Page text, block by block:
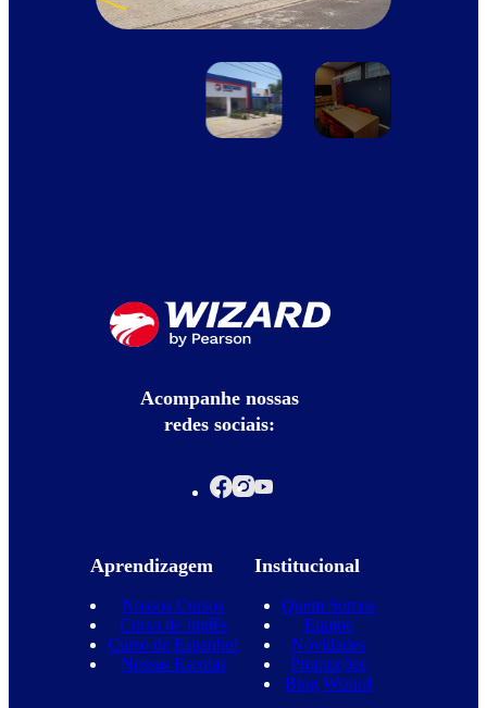
Acompanhe nossas
redes sociais:
Aprendizagem
Nossos Cursos
Curso de Inglês
Curso de Espanhol
Nossas Escolas
Institucional
Quem Somos
Equipe
Novidades
Promoções
Blog Wizard